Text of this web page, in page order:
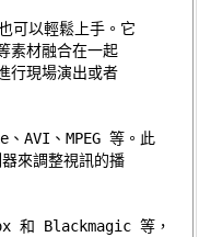
可以輕鬆上手。它
素材融合在一起
行現場演出或者
AVI、MPEG 等。此
來調整視訊的播
和 Blackmagic 等，